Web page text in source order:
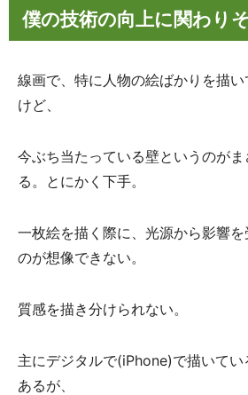
僕の技術の向上に関わり
線画で、特に人物の絵ばかりを描
けど、
今ぶち当たっている壁というのが
る。とにかく下手。
一枚絵を描く際に、光源から影響
のが想像できない。
質感を描き分けられない。
主にデジタルで(‪iPhone‬)で描いてい
あるが、